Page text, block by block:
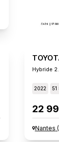
2022 51
22
Nantes (